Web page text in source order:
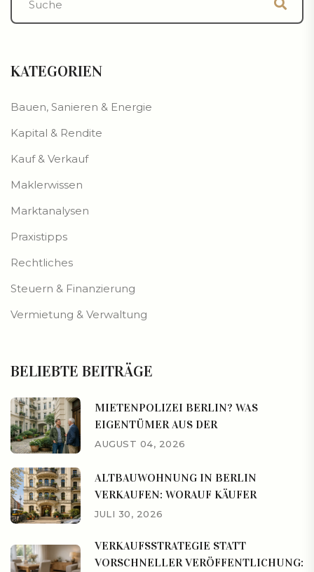
KATEGORIEN
Bauen, Sanieren & Energie
Kapital & Rendite
Kauf & Verkauf
Maklerwissen
Marktanalysen
Praxistipps
Rechtliches
Steuern & Finanzierung
Vermietung & Verwaltung
BELIEBTE BEITRÄGE
MIETENPOLIZEI BERLIN? WAS
EIGENTÜMER AUS DER
AUGUST 04, 2026
ALTBAUWOHNUNG IN BERLIN
VERKAUFEN: WORAUF KÄUFER
JULI 30, 2026
VERKAUFSSTRATEGIE STATT
VORSCHNELLER VERÖFFENTLICHUNG: